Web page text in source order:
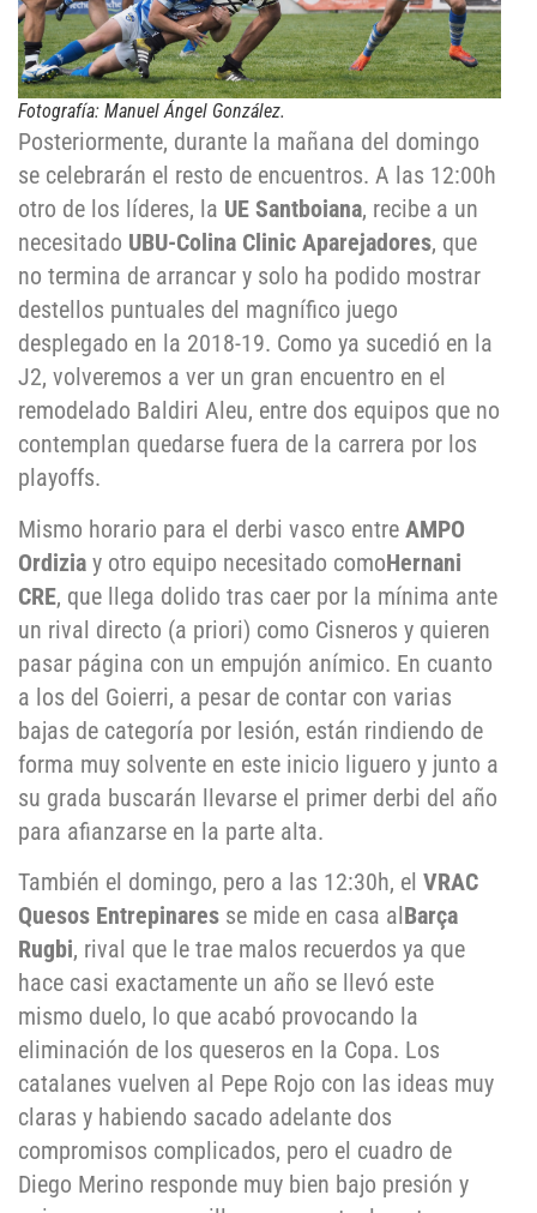
Fotografía: Manuel Ángel González.
Posteriormente, durante la mañana del domingo
se celebrarán el resto de encuentros. A las 12:00h
otro de los líderes, la UE Santboiana, recibe a un
necesitado UBU-Colina Clinic Aparejadores, que
no termina de arrancar y solo ha podido mostrar
destellos puntuales del magnífico juego
desplegado en la 2018-19. Como ya sucedió en la
J2, volveremos a ver un gran encuentro en el
remodelado Baldiri Aleu, entre dos equipos que no
contemplan quedarse fuera de la carrera por los
playoffs.
Mismo horario para el derbi vasco entre AMPO
Ordizia y otro equipo necesitado comoHernani
CRE, que llega dolido tras caer por la mínima ante
un rival directo (a priori) como Cisneros y quieren
pasar página con un empujón anímico. En cuanto
a los del Goierri, a pesar de contar con varias
bajas de categoría por lesión, están rindiendo de
forma muy solvente en este inicio liguero y junto a
su grada buscarán llevarse el primer derbi del año
para afianzarse en la parte alta.
También el domingo, pero a las 12:30h, el VRAC
Quesos Entrepinares se mide en casa alBarça
Rugbi, rival que le trae malos recuerdos ya que
hace casi exactamente un año se llevó este
mismo duelo, lo que acabó provocando la
eliminación de los queseros en la Copa. Los
catalanes vuelven al Pepe Rojo con las ideas muy
claras y habiendo sacado adelante dos
compromisos complicados, pero el cuadro de
Diego Merino responde muy bien bajo presión y